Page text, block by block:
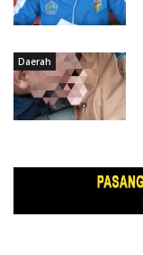
Daerah